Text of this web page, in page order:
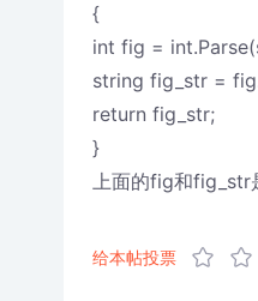
{
int fig =
string fig_str =
return fig_str;
}
上面的fig和fig_str
给本帖投票